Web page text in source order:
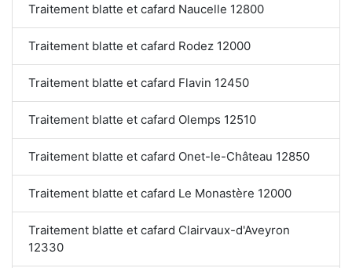
Traitement blatte et cafard Naucelle 12800
Traitement blatte et cafard Rodez 12000
Traitement blatte et cafard Flavin 12450
Traitement blatte et cafard Olemps 12510
Traitement blatte et cafard Onet-le-Château 12850
Traitement blatte et cafard Le Monastère 12000
Traitement blatte et cafard Clairvaux-d'Aveyron
12330